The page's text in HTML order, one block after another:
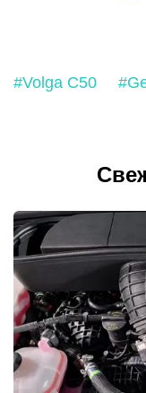
#Volga C50